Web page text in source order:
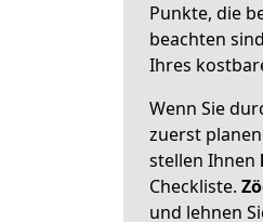
Punkte, die
beachten
Ihres
Wenn Sie
zuerst
stellen Ihnen
Checkliste.
und lehnen